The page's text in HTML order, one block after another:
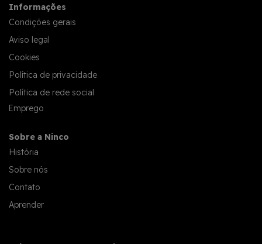
Informações
Condições gerais
Aviso legal
Cookies
Política de privacidade
Política de rede social
Emprego
Sobre a Ninco
História
Sobre nós
Contato
Aprender